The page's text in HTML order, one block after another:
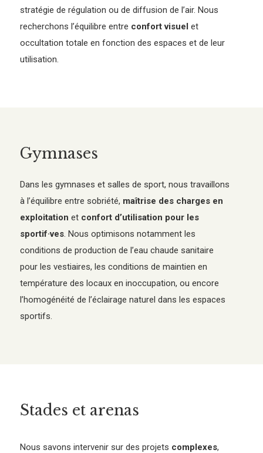
stratégie de régulation ou de diffusion de l’air. Nous
recherchons l’équilibre entre confort visuel et
occultation totale en fonction des espaces et de leur
utilisation.
Gymnases
Dans les gymnases et salles de sport, nous travaillons
à l’équilibre entre sobriété, maîtrise des charges en
exploitation et confort d’utilisation pour les
sportif·ves . Nous optimisons notamment les
conditions de production de l’eau chaude sanitaire
pour les vestiaires, les conditions de maintien en
température des locaux en inoccupation, ou encore
l’homogénéité de l’éclairage naturel dans les espaces
sportifs.
Nous savons intervenir sur des projets complexes,
Stades et arenas